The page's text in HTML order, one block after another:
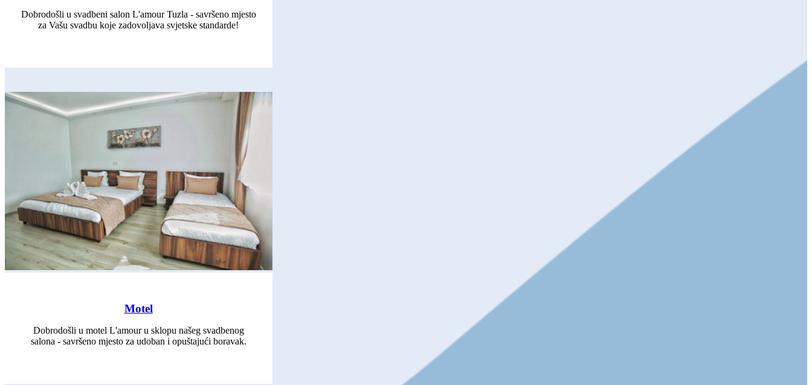
Dobrodošli u svadbeni salon L'amour Tuzla - savršeno mjesto
za Vašu svadbu koje zadovoljava svjetske standarde!
Motel
Dobrodošli u motel L'amour u sklopu našeg svadbenog
salona - savršeno mjesto za udoban i opuštajući boravak.